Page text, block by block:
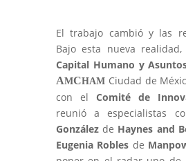
El trabajo cambió y las
Bajo esta nueva realidad,
Capital Humano y
AMCHAM Ciudad de
con el Comité de
reunió a especialistas
González de Haynes and
Eugenia Robles de